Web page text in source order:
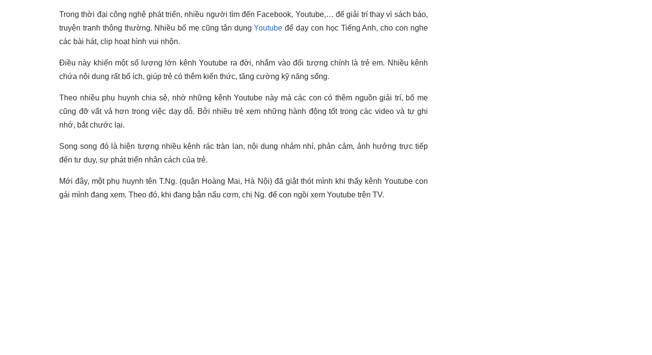
Trong thời đại công nghệ phát triển, nhiều người tìm đến Facebook, Youtube,… để giải trí thay vì sách báo,
truyện tranh thông thường. Nhiều bố mẹ cũng tận dụngYoutube để dạy con học Tiếng Anh, cho con nghe
các bài hát, clip hoạt hình vui nhộn.
Điều này khiến một số lượng lớn kênh Youtube ra đời, nhắm vào đối tượng chính là trẻ em. Nhiều kênh
chứa nội dung rất bổ ích, giúp trẻ có thêm kiến thức, tăng cường kỹ năng sống.
Theo nhiều phụ huynh chia sẻ, nhờ những kênh Youtube này mà các con có thêm nguồn giải trí, bố mẹ
cũng đỡ vất vả hơn trong việc dạy dỗ. Bởi nhiều trẻ xem những hành động tốt trong các video và tự ghi
nhớ, bắt chước lại.
Song song đó là hiện tượng nhiều kênh rác tràn lan, nội dung nhảm nhí, phản cảm, ảnh hưởng trực tiếp
đến tư duy, sự phát triển nhân cách của trẻ.
Mới đây, một phụ huynh tên T.Ng. (quận Hoàng Mai, Hà Nội) đã giật thót mình khi thấy kênh Youtube con
gái mình đang xem. Theo đó, khi đang bận nấu cơm, chị Ng. để con ngồi xem Youtube trên TV.